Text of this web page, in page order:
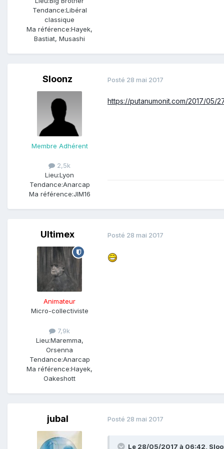
Tendance:Libéral
classique
Ma référence:Hayek,
Bastiat, Musashi
Sloonz
Membre Adhérent
2,5k
Lieu:Lyon
Tendance:Anarcap
Ma référence:JIM16
Posté 28 mai 2017
https://putanumonit.com/2017/
Ultimex
Animateur
Micro-collectiviste
7,9k
Lieu:Maremma,
Orsenna
Tendance:Anarcap
Ma référence:Hayek,
Oakeshott
Posté 28 mai 2017
jubal Posté 28 mai 2017
Le 28/05/2017 à 06:42,